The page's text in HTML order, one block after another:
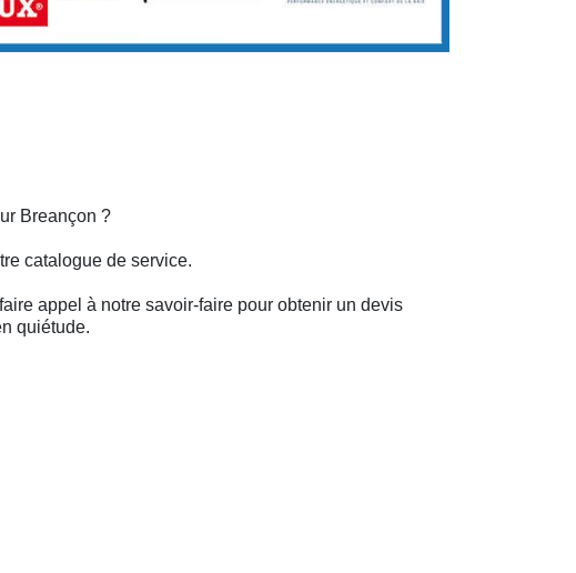
Breançon ?
catalogue de service.
appel à notre savoir-faire pour obtenir un devis
quiétude.